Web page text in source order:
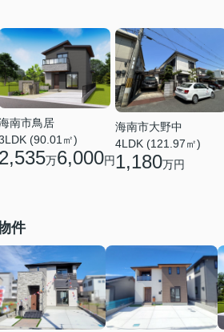
南市鳥居
(90.01㎡)
2,535万6,000円
海南市大野中
4LDK (121.97㎡)
1,180万円
件